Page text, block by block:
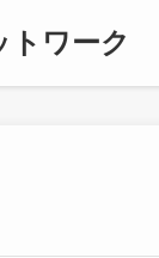
トワーク